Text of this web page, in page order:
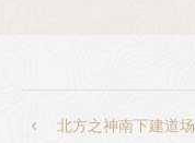
 北方之神南下建道